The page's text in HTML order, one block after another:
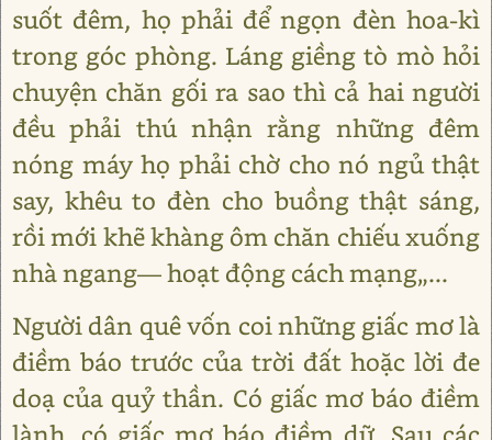
suốt đêm, họ phải để ngọn đèn hoa-kì
trong góc phòng. Láng giềng tò mò hỏi
chuyện chăn gối ra sao thì cả hai người
đều phải thú nhận rằng những đêm
nóng máy họ phải chờ cho nó ngủ thật
say, khêu to đèn cho buồng thật sáng,
rồi mới khẽ khàng ôm chăn chiếu xuống
nhà ngang― hoạt động cách mạng„...
Người dân quê vốn coi những giấc mơ là
điềm báo trước của trời đất hoặc lời đe
doạ của quỷ thần. Có giấc mơ báo điềm